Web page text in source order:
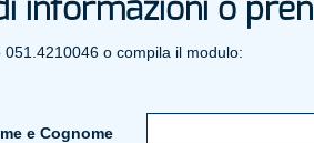
informazioni o
051.4210046 o compila il modulo:
e Cognome